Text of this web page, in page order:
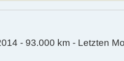
- 93.000 km - Letzten